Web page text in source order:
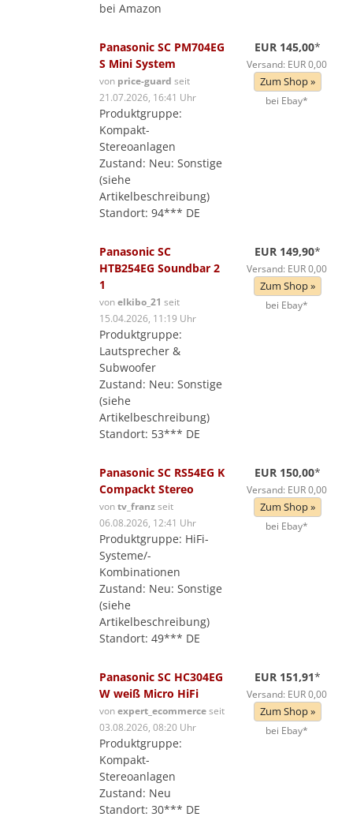
bei Amazon
Panasonic SC PM704EG
S Mini System
von price-guard seit
21.07.2026, 16:41 Uhr
Produktgruppe:
Kompakt-
Stereoanlagen
Zustand: Neu: Sonstige
(siehe
Artikelbeschreibung)
Standort: 94*** DE
EUR 145,00*
Versand: EUR 0,00
Zum Shop »
bei Ebay*
Panasonic SC
HTB254EG Soundbar 2
1
vonelkibo_21 seit
15.04.2026, 11:19 Uhr
Produktgruppe:
Lautsprecher &
Subwoofer
Zustand: Neu: Sonstige
(siehe
Artikelbeschreibung)
Standort: 53*** DE
EUR 149,90*
Versand: EUR 0,00
Zum Shop »
bei Ebay*
Panasonic SC RS54EG K
Compackt Stereo
vontv_franzseit
06.08.2026, 12:41 Uhr
Produktgruppe: HiFi-
Systeme/-
Kombinationen
Zustand: Neu: Sonstige
(siehe
Artikelbeschreibung)
Standort: 49*** DE
EUR 150,00*
Versand: EUR 0,00
Zum Shop »
bei Ebay*
Panasonic SC HC304EG
W weiß Micro HiFi
vonexpert_ecommerceseit
03.08.2026, 08:20 Uhr
Produktgruppe:
Kompakt-
Stereoanlagen
Zustand: Neu
Standort: 30*** DE
EUR 151,91*
Versand: EUR 0,00
Zum Shop »
bei Ebay*